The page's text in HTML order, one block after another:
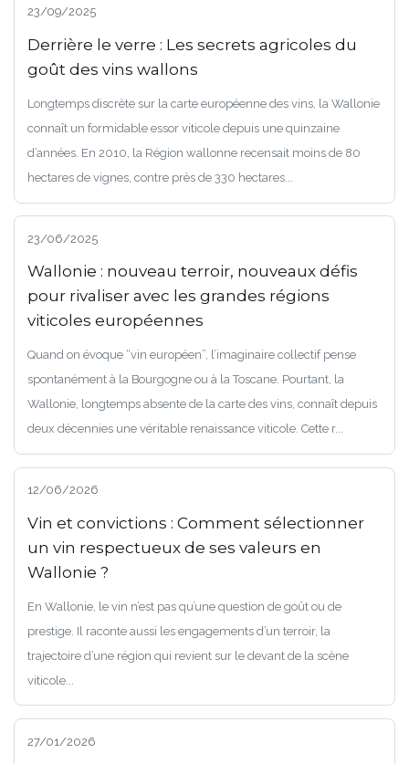
23/09/2025
Derrière le verre : Les secrets agricoles du
goût des vins wallons
Longtemps discrète sur la carte européenne des vins, la Wallonie
connaît un formidable essor viticole depuis une quinzaine
d’années. En 2010, la Région wallonne recensait moins de 80
hectares de vignes, contre près de 330 hectares...
23/06/2025
Wallonie : nouveau terroir, nouveaux défis
pour rivaliser avec les grandes régions
viticoles européennes
Quand on évoque “vin européen”, l’imaginaire collectif pense
spontanément à la Bourgogne ou à la Toscane. Pourtant, la
Wallonie, longtemps absente de la carte des vins, connaît depuis
deux décennies une véritable renaissance viticole. Cette r...
12/06/2026
Vin et convictions : Comment sélectionner
un vin respectueux de ses valeurs en
Wallonie ?
En Wallonie, le vin n’est pas qu’une question de goût ou de
prestige. Il raconte aussi les engagements d’un terroir, la
trajectoire d’une région qui revient sur le devant de la scène
viticole...
27/01/2026